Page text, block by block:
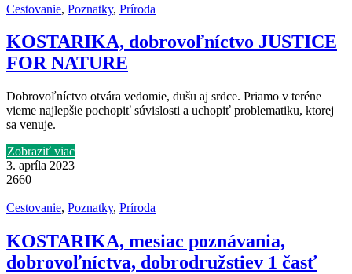
Cestovanie, Poznatky, Príroda
KOSTARIKA, dobrovoľníctvo JUSTICE
FOR NATURE
Dobrovoľníctvo otvára vedomie, dušu aj srdce. Priamo v teréne
vieme najlepšie pochopiť súvislosti a uchopiť problematiku, ktorej
sa venuje.
Zobraziť viac
3. apríla 2023
2660
Cestovanie, Poznatky, Príroda
KOSTARIKA, mesiac poznávania,
dobrovoľníctva, dobrodružstiev 1 časť